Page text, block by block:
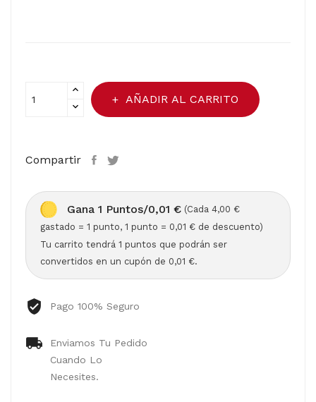
AÑADIR AL CARRITO
Compartir
Gana 1 Puntos/0,01 € (Cada 4,00 €
gastado = 1 punto, 1 punto = 0,01 € de descuento)
Tu carrito tendrá 1 puntos que podrán ser
convertidos en un cupón de 0,01 €.
Pago 100% Seguro
Enviamos Tu Pedido
Cuando Lo
Necesites.